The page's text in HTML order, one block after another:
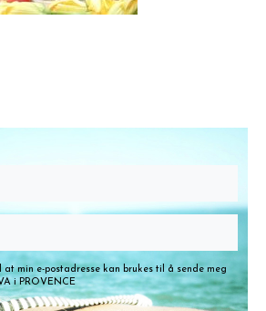
at min e-postadresse kan brukes til å sende meg
i PROVENCE